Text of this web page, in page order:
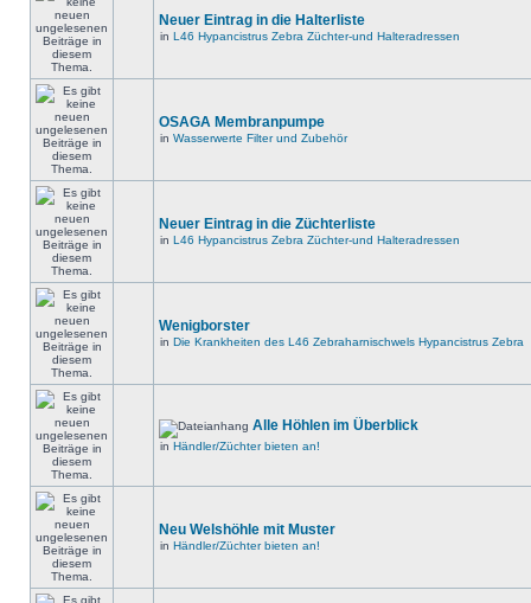
Neuer Eintrag in die Halterliste
in L46 Hypancistrus Zebra Züchter-und Halteradressen
OSAGA Membranpumpe
in Wasserwerte Filter und Zubehör
Neuer Eintrag in die Züchterliste
in L46 Hypancistrus Zebra Züchter-und Halteradressen
Wenigborster
in Die Krankheiten des L46 Zebraharnischwels Hypancistrus Zebra
Alle Höhlen im Überblick
in Händler/Züchter bieten an!
Neu Welshöhle mit Muster
in Händler/Züchter bieten an!